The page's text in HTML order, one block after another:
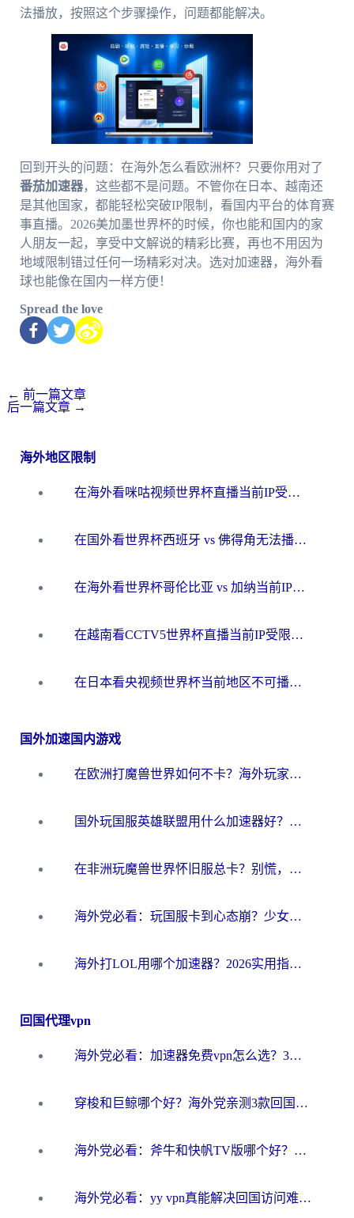
法播放，按照这个步骤操作，问题都能解决。
回到开头的问题：在海外怎么看欧洲杯？只要你用对了
番茄加速器，这些都不是问题。不管你在日本、越南还
是其他国家，都能轻松突破IP限制，看国内平台的体育赛
事直播。2026美加墨世界杯的时候，你也能和国内的家
人朋友一起，享受中文解说的精彩比赛，再也不用因为
地域限制错过任何一场精彩对决。选对加速器，海外看
球也能像在国内一样方便！
Spread the love
← 前一篇文章
后一篇文章 →
海外地区限制
在海外看咪咕视频世界杯直播当前IP受限制？这篇指南帮你搞定所有体育赛事观看难题
在国外看世界杯西班牙 vs 佛得角无法播放？这篇指南帮你解锁所有中文体育直播
在海外看世界杯哥伦比亚 vs 加纳当前IP受限制？这篇指南帮你流畅看中文解说赛事
在越南看CCTV5世界杯直播当前IP受限制？海外党体育观赛终极指南来了
在日本看央视频世界杯当前地区不可播放？海外党体育观赛终极指南
国外加速国内游戏
在欧洲打魔兽世界如何不卡？海外玩家的国服游戏加速终极攻略
国外玩国服英雄联盟用什么加速器好？海外党亲测有效的国服游戏加速指南
在非洲玩魔兽世界怀旧服总卡？别慌，这份指南帮你丝滑开荒
海外党必看：玩国服卡到心态崩？少女前线云图计划加速器免费推荐+碧蓝航线足球世界流畅攻略
海外打LOL用哪个加速器？2026实用指南：从延迟到设备适配，一篇解决你的国服游戏痛点
回国代理vpn
海外党必看：加速器免费vpn怎么选？3步教你无缝访问国内资源
穿梭和巨鲸哪个好？海外党亲测3款回国加速器，教你避开90%的坑
海外党必看：斧牛和快帆TV版哪个好？3分钟选对回国加速器，无缝刷B站、追热剧
海外党必看：yy vpn真能解决回国访问难题？附云极initap测评+免费方案对比